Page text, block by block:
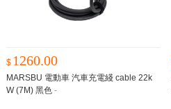
$ 1260.00
MARSBU 電動車 汽車充電綫 cable 22k
W (7M) 黑色 -